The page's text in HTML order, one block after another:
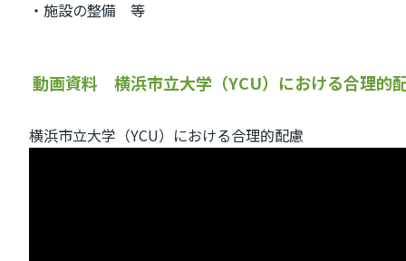
・施設の整備 等
動画資料 横浜市立大学（YCU）における合理的
横浜市立大学（YCU）における合理的配慮